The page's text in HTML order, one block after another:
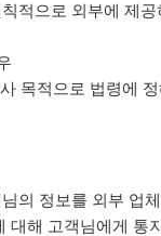
적으로 외부에 제
목적으로 법령에
의 정보를 외부 업
대해 고객님에게 통